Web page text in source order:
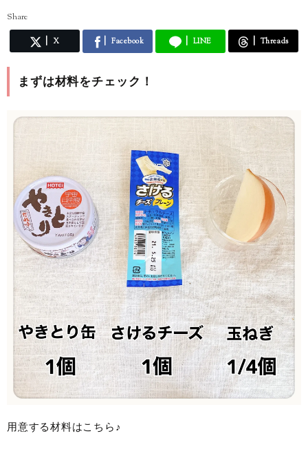
Share
X Facebook LINE Threads
まずは材料をチェック！
用意する材料はこちら♪